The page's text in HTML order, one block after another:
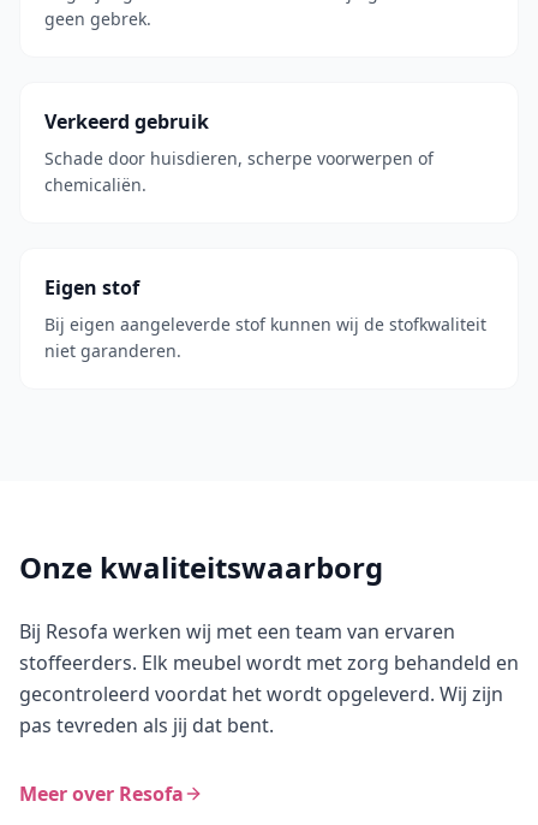
geen gebrek.
Verkeerd gebruik
Schade door huisdieren, scherpe voorwerpen of
chemicaliën.
Eigen stof
Bij eigen aangeleverde stof kunnen wij de stofkwaliteit
niet garanderen.
Onze kwaliteitswaarborg
Bij Resofa werken wij met een team van ervaren
stoffeerders. Elk meubel wordt met zorg behandeld en
gecontroleerd voordat het wordt opgeleverd. Wij zijn
pas tevreden als jij dat bent.
Meer over Resofa